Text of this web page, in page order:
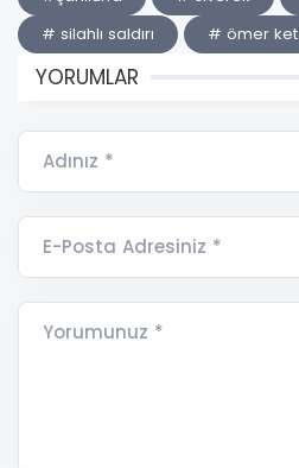
# silahlı saldırı
# ömer ket
YORUMLAR
Adınız *
E-Posta Adresiniz *
Yorumunuz *